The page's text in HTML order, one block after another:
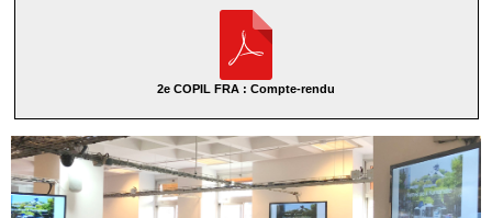
2e COPIL FRA : Compte-rendu